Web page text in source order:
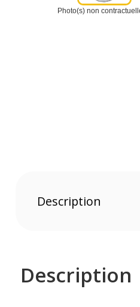
Photo(s) non
Description
Description